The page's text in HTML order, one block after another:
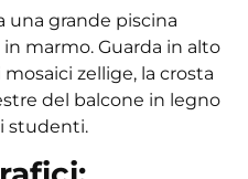
una grande piscina
marmo. Guarda in alto
zellige, la crosta
del balcone in legno
studenti.